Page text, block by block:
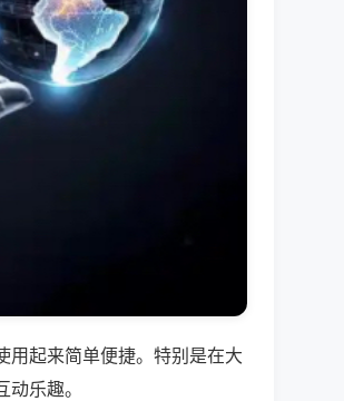
用起来简单便捷。特别是在大
乐趣。